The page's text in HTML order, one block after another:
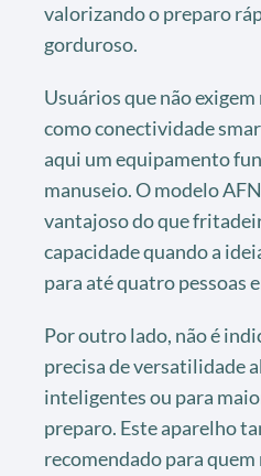
valorizando o preparo
gorduroso.
Usuários que não
como conectividade
aqui um equipamento
manuseio. O modelo
vantajoso do que
capacidade quando a
para até quatro pessoas
Por outro lado, não é
precisa de versatilidade
inteligentes ou para
preparo. Este aparelho
recomendado para